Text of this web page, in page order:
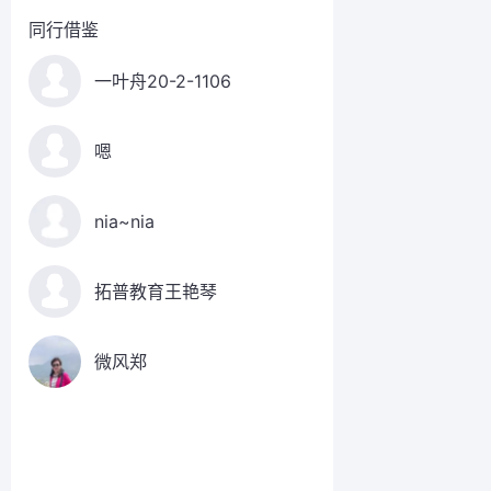
同行借鉴
一叶舟20-2-1106
嗯
nia~nia
拓普教育王艳琴
微风郑